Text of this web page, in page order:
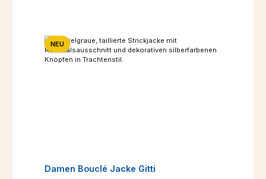
NEU
Damen Bouclé Jacke Gitti